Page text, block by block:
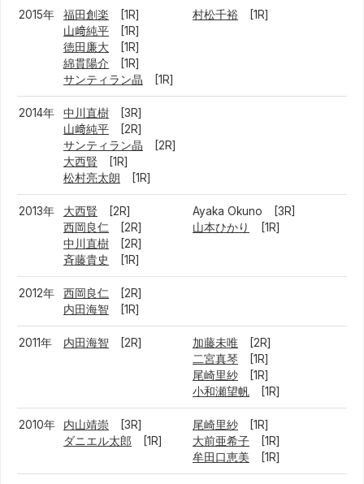
2015年 福田創楽 [1R]
山﨑純平 [1R]
徳田廉大 [1R]
綿貫陽介 [1R]
サンティラン晶 [1R]
村松千裕 [1R]
2014年 中川直樹 [3R]
山﨑純平 [2R]
サンティラン晶 [2R]
大西賢 [1R]
松村亮太朗 [1R]
2013年 大西賢 [2R]
西岡良仁 [2R]
中川直樹 [2R]
斉藤貴史
[1R]
Ayaka Okuno [3R]
山本ひかり
[1R]
2012年 西岡良仁 [2R]
内田海智 [1R]
2011年 内田海智 [2R] 加藤未唯 [2R]
二宮真琴 [1R]
尾崎里紗 [1R]
小和瀬望帆 [1R]
2010年 内山靖崇 [3R]
ダニエル太郎 [1R]
尾崎里紗 [1R]
大前亜希子 [1R]
牟田口恵美 [1R]